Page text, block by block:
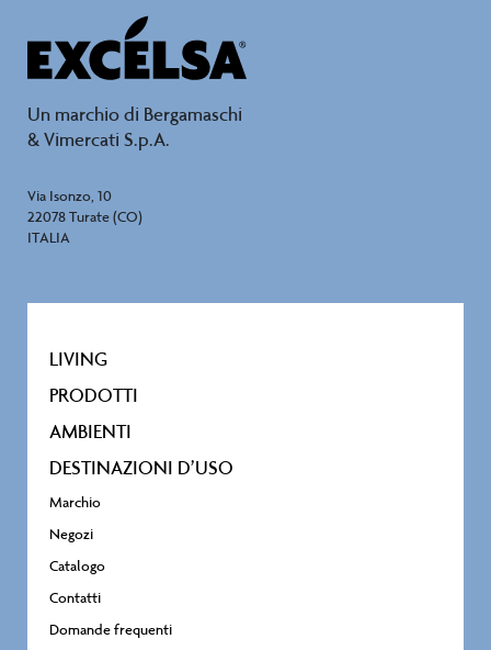
Un marchio di Bergamaschi
& Vimercati S.p.A.
Via Isonzo, 10
22078 Turate (CO)
ITALIA
LIVING
PRODOTTI
AMBIENTI
DESTINAZIONI D’USO
Marchio
Negozi
Catalogo
Contatti
Domande frequenti